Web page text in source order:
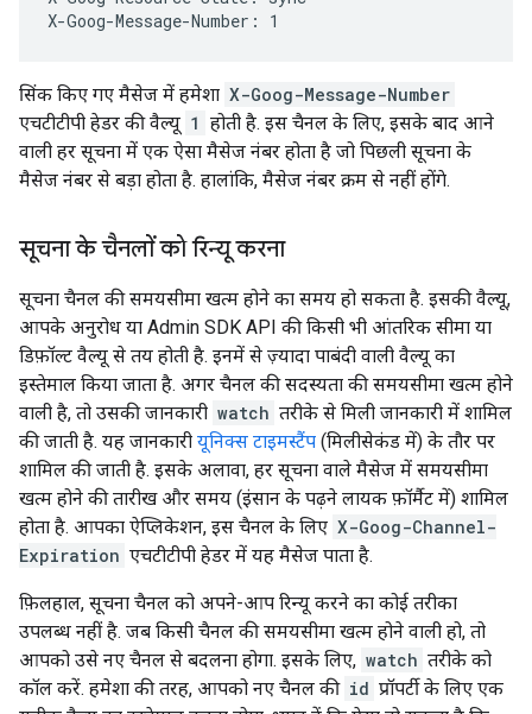
X-Goog-Message-Number: 1
सिंक किए गए मैसेज में हमेशा X-Goog-Message-Number
एचटीटीपी हेडर की वैल्यू 1 होती है. इस चैनल के लिए, इसके बाद आने
वाली हर सूचना में एक ऐसा मैसेज नंबर होता है जो पिछली सूचना के
मैसेज नंबर से बड़ा होता है. हालांकि, मैसेज नंबर क्रम से नहीं होंगे.
सूचना के चैनलों को रिन्यू करना
सूचना चैनल की समयसीमा खत्म होने का समय हो सकता है. इसकी वैल्यू,
आपके अनुरोध या Admin SDK API की किसी भी आंतरिक सीमा या
डिफ़ॉल्ट वैल्यू से तय होती है. इनमें से ज़्यादा पाबंदी वाली वैल्यू का
इस्तेमाल किया जाता है. अगर चैनल की सदस्यता की समयसीमा खत्म होने
वाली है, तो उसकी जानकारी watch तरीके से मिली जानकारी में शामिल
की जाती है. यह जानकारी यूनिक्स टाइमस्टैंप (मिलीसेकंड में) के तौर पर
शामिल की जाती है. इसके अलावा, हर सूचना वाले मैसेज में समयसीमा
खत्म होने की तारीख और समय (इंसान के पढ़ने लायक फ़ॉर्मैट में) शामिल
होता है. आपका ऐप्लिकेशन, इस चैनल के लिए X-Goog-Channel-
Expiration एचटीटीपी हेडर में यह मैसेज पाता है.
फ़िलहाल, सूचना चैनल को अपने-आप रिन्यू करने का कोई तरीका
उपलब्ध नहीं है. जब किसी चैनल की समयसीमा खत्म होने वाली हो, तो
आपको उसे नए चैनल से बदलना होगा. इसके लिए, watch तरीके को
कॉल करें. हमेशा की तरह, आपको नए चैनल की id प्रॉपर्टी के लिए एक